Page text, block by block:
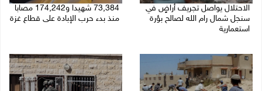
الاحتلال يواصل تجريف أراضٍ في
سنجل شمال رام الله لصالح بؤرة
استعمارية
73,384 شهيدا و174,242 مصابا
منذ بدء حرب الإبادة على قطاع غزة